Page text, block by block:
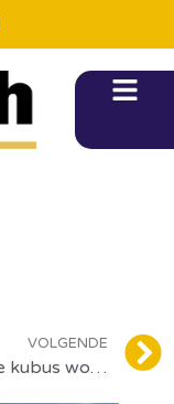
VOLGENDE
Moderne kubus woningen 23